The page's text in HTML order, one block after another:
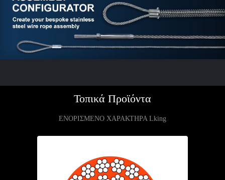
Τοπικά Προϊόντα
ΕΝΟΡΙΣΜΕΝΟ ΧΑΡΑΚΤΗΡΑ Lking